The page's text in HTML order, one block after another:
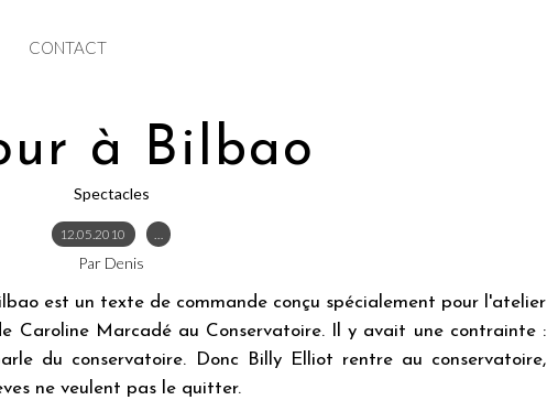
CONTACT
à Bilbao
Spectacles
12.05.2010 …
Par Denis
est un texte de commande conçu spécialement pour l'atelier
Caroline Marcadé au Conservatoire. Il y avait une contrainte :
du conservatoire. Donc Billy Elliot rentre au conservatoire,
ne veulent pas le quitter.